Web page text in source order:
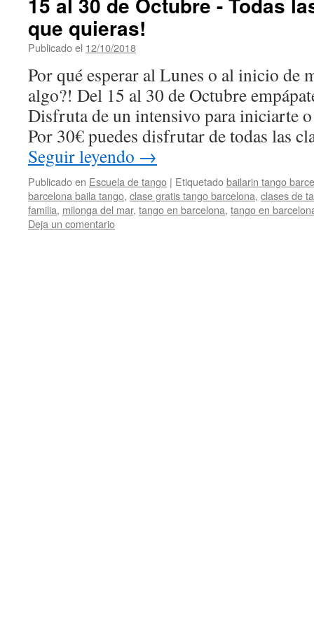
que quieras!
Publicado el 12/10/2018
Por qué esperar al Lunes o al inicio de
algo?! Del 15 al 30 de Octubre
Disfruta de un intensivo para iniciarte
Por 30€ puedes disfrutar de todas las
Seguir leyendo →
Publicado en Escuela de tango | Etiquetadobailarin tango
barcelona baila tango, clase gratis tango barcelona, clases de
familia, milonga del mar, tango en barcelona, tango en
Deja un comentario